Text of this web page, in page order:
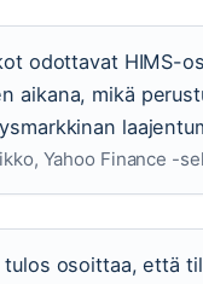
odottavat HIMS-
aikana, mikä
Yahoo Finance -
tulos osoittaa, että